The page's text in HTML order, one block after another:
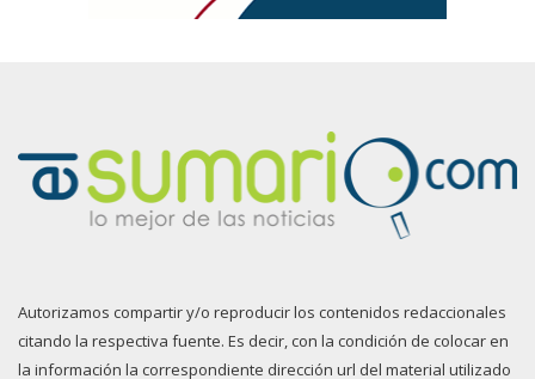
Autorizamos compartir y/o reproducir los contenidos redaccionales
citando la respectiva fuente. Es decir, con la condición de colocar en
la información la correspondiente dirección url del material utilizado